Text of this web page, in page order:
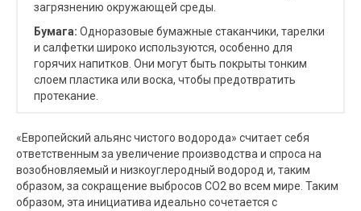
загрязнению окружающей среды.
Бумага: Одноразовые бумажные стаканчики, тарелки
и салфетки широко используются, особенно для
горячих напитков. Они могут быть покрыты тонким
слоем пластика или воска, чтобы предотвратить
протекание.
«Европейский альянс чистого водорода» считает себя
ответственным за увеличение производства и спроса на
возобновляемый и низкоуглеродный водород и, таким
образом, за сокращение выбросов CO2 во всем мире. Таким
образом, эта инициатива идеально сочетается с